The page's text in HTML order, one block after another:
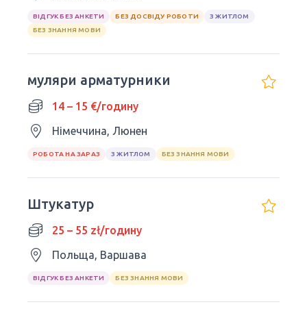
ВІДГУК БЕЗ АНКЕТИ БЕЗ ДОСВІДУ РОБОТИ
З ЖИТЛОМ
БЕЗ ЗНАННЯ МОВИ
муляри арматурники
14 – 15 €/годину
Німеччина, Люнен
РОБОТА НА ЗАРАЗ З ЖИТЛОМ БЕЗ ЗНАННЯ МОВИ
Штукатур
25 – 55 zł/годину
Польща, Варшава
ВІДГУК БЕЗ АНКЕТИ БЕЗ ЗНАННЯ МОВИ